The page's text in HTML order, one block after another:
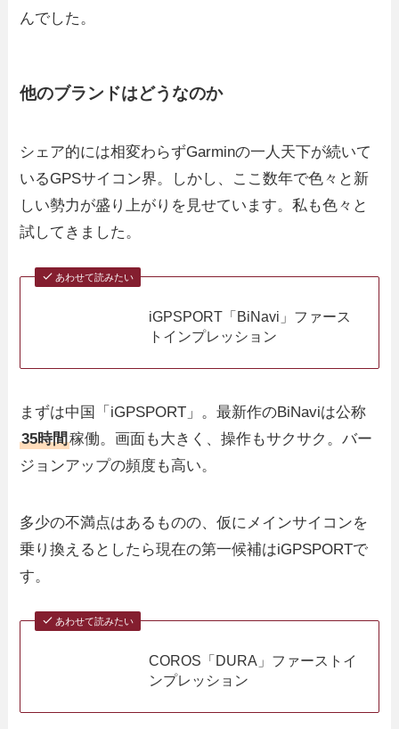
んでした。
他のブランドはどうなのか
シェア的には相変わらずGarminの一人天下が続いて
いるGPSサイコン界。しかし、ここ数年で色々と新
しい勢力が盛り上がりを見せています。私も色々と
試してきました。
あわせて読みたい
iGPSPORT「BiNavi」ファース
トインプレッション
まずは中国「iGPSPORT」。最新作のBiNaviは公称
35時間稼働。画面も大きく、操作もサクサク。バー
ジョンアップの頻度も高い。
多少の不満点はあるものの、仮にメインサイコンを
乗り換えるとしたら現在の第一候補はiGPSPORTで
す。
あわせて読みたい
COROS「DURA」ファーストイ
ンプレッション